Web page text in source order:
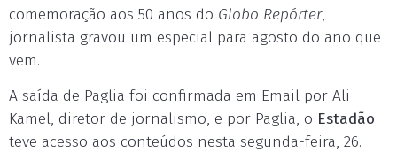
comemoração aos 50 anos do Globo Repórter,
jornalista gravou um especial para agosto do ano que
vem.
A saída de Paglia foi confirmada em Email por Ali
Kamel, diretor de jornalismo, e por Paglia, o Estadão
teve acesso aos conteúdos nesta segunda-feira, 26.